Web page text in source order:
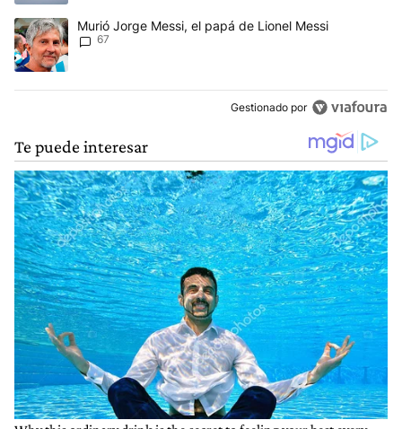
Un artículo de tendencia con el título "Murió Jorge Messi, el
Murió Jorge Messi, el papá de Lionel Messi
67
Gestionado por